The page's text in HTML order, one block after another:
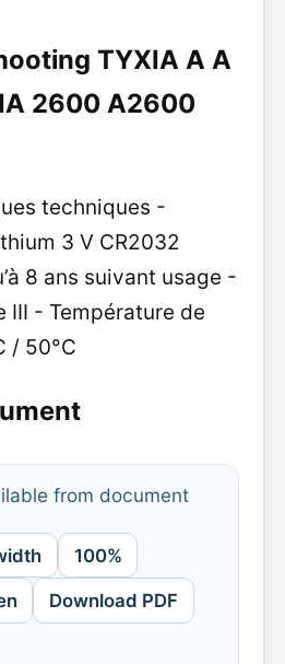
TYXIA A A
2600 A2600
techniques -
3 V CR2032
8 ans suivant usage -
III - Température de
/ 50°C
from document
100%
Download PDF